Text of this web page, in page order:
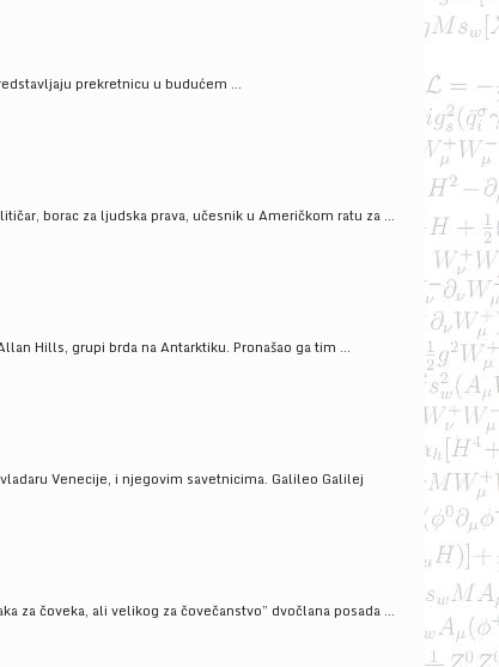
prekretnicu u budućem ...
borac za ljudska prava, učesnik u Američkom ratu za ...
Hills, grupi brda na Antarktiku. Pronašao ga tim ...
Venecije, i njegovim savetnicima. Galileo Galilej
za čoveka, ali velikog za čovečanstvo” dvočlana posada ...